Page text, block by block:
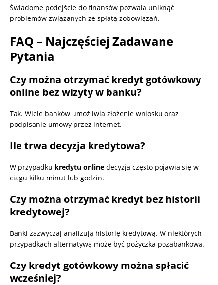
Świadome podejście do finansów pozwala uniknąć
problemów związanych ze spłatą zobowiązań.
FAQ – Najczęściej Zadawane
Pytania
Czy można otrzymać kredyt gotówkowy
online bez wizyty w banku?
Tak. Wiele banków umożliwia złożenie wniosku oraz
podpisanie umowy przez internet.
Ile trwa decyzja kredytowa?
W przypadku kredytu online decyzja często pojawia się w
ciągu kilku minut lub godzin.
Czy można otrzymać kredyt bez historii
kredytowej?
Banki zazwyczaj analizują historię kredytową. W niektórych
przypadkach alternatywą może być pożyczka pozabankowa.
Czy kredyt gotówkowy można spłacić
wcześniej?